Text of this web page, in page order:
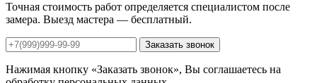
Точная стоимость работ определяется специалистом после
замера. Выезд мастера — бесплатный.
Нажимая кнопку «Заказать звонок», Вы соглашаетесь на